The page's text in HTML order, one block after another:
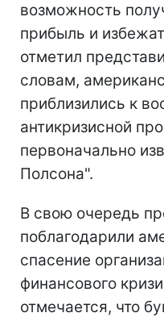
возможность
прибыль и
отметил
словам,
приблизились к
антикризисной
первоначально
Полсона".
В свою очередь
поблагодарили
спасение
финансового
отмечается, что